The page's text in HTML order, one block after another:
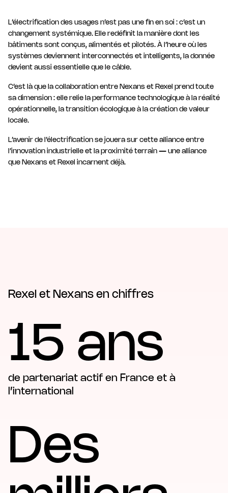
L’électrification des usages n’est pas une fin en soi : c’est un
changement systémique. Elle redéfinit la manière dont les
bâtiments sont conçus, alimentés et pilotés. À l’heure où les
systèmes deviennent interconnectés et intelligents, la donnée
devient aussi essentielle que le câble.
C’est là que la collaboration entre Nexans et Rexel prend toute
sa dimension : elle relie la performance technologique à la réalité
opérationnelle, la transition écologique à la création de valeur
locale.
L’avenir de l’électrification se jouera sur cette alliance entre
l’innovation industrielle et la proximité terrain — une alliance
que Nexans et Rexel incarnent déjà.
Rexel et Nexans en chiffres
15 ans
de partenariat actif en France et à
l’international
Des